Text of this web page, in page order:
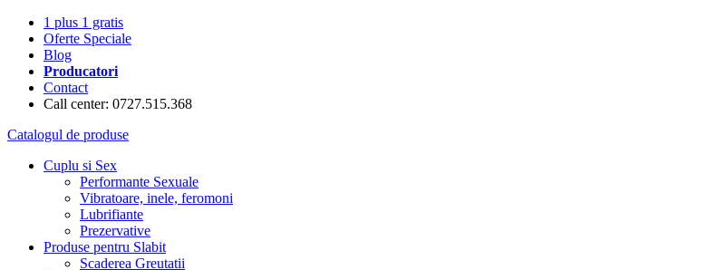
1 plus 1 gratis
Oferte Speciale
Blog
Producatori
Contact
Call center: 0727.515.368
Catalogul de produse
Cuplu si Sex
Performante Sexuale
Vibratoare, inele, feromoni
Lubrifiante
Prezervative
Produse pentru Slabit
Scaderea Greutatii